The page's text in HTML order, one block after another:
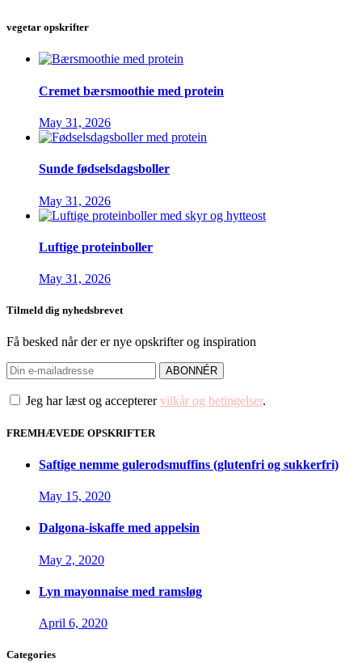
vegetar opskrifter
Cremet bærsmoothie med protein
May 31, 2026
Sunde fødselsdagsboller
May 31, 2026
Luftige proteinboller
May 31, 2026
Tilmeld dig nyhedsbrevet
Få besked når der er nye opskrifter og inspiration
Jeg har læst og accepterervilkår og betingelser.
FREMHÆVEDE OPSKRIFTER
Saftige nemme gulerodsmuffins (glutenfri og sukkerfri)
May 15, 2020
Dalgona-iskaffe med appelsin
May 2, 2020
Lyn mayonnaise med ramsløg
April 6, 2020
Categories